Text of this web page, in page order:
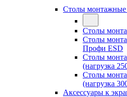
Столы монтажные
Столы
Столы
Профи ESD
Столы
(нагрузка
Столы
(нагрузка
Аксессуары к